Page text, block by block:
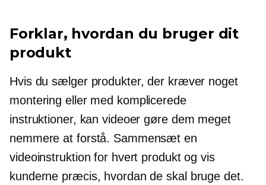
Forklar, hvordan du bruger dit
produkt
Hvis du sælger produkter, der kræver noget
montering eller med komplicerede
instruktioner, kan videoer gøre dem meget
nemmere at forstå. Sammensæt en
videoinstruktion for hvert produkt og vis
kunderne præcis, hvordan de skal bruge det.